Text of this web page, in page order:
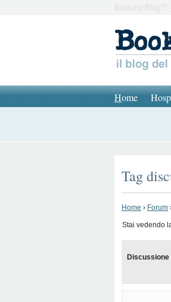
Booking Blog™
Home
Tag
Home › Forum
Stai vedendo
Discussione